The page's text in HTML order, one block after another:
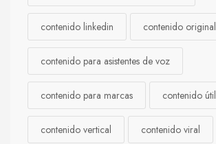
contenido linkedin contenido original
contenido para asistentes de voz
contenido para marcas contenido útil
contenido vertical contenido viral